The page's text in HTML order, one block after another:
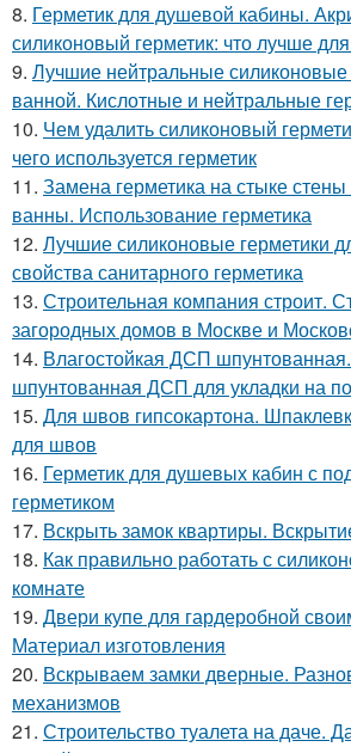
8. Герметик для душевой кабины.
силиконовый герметик: что лучше
9. Лучшие нейтральные силиконовые
ванной. Кислотные и нейтральные
10. Чем удалить силиконовый
чего используется герметик
11. Замена герметика на стыке
ванны. Использование герметика
12. Лучшие силиконовые герметики
свойства санитарного герметика
13. Строительная компания строит.
загородных домов в Москве и
14. Влагостойкая ДСП
шпунтованная ДСП для укладки на
15. Для швов гипсокартона.
для швов
16. Герметик для душевых кабин с
герметиком
17. Вскрыть замок квартиры.
18. Как правильно работать с
комнате
19. Двери купе для гардеробной
Материал изготовления
20. Вскрываем замки дверные.
механизмов
21. Строительство туалета на даче.